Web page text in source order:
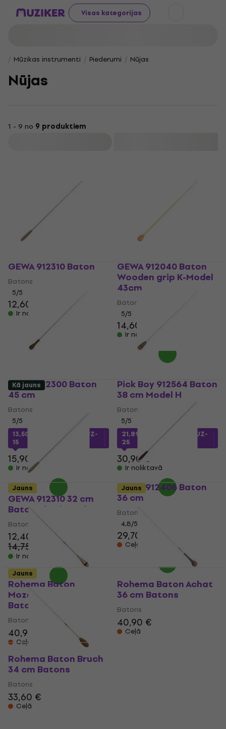
Visas kategorijas
Mūzikas instrumenti Piederumi Nūjas
Nūjas
1 - 9 no 9 produktiem
GEWA 912310 Baton
Batons
5/5
12,60 €
Ir noliktavā
GEWA 912040 Baton
Wooden grip K-Model
43cm
Batons
5/5
14,60 €
Ir noliktavā
GEWA 912300 Baton
45 cm
Batons
5/5
13,50 €
MUZMUZ-
15
15,90 €
Ir noliktavā
Pick Boy 912564 Baton
38 cm Model H
Batons
5/5
21,89 €
ar kodu MUZMUZ-
25
30,90 €
Ir noliktavā
Kā jauns
GEWA 912310 32 cm
Batons (Kā jauns)
Batons
12,40 €
14,75 €
- 16 %
Ir noliktavā
GEWA 912406 Baton
36 cm
Batons
4,8/5
29,70 €
Ceļā
Jauns
Rohema Baton
Mozart 1 39 cm
Batons
Batons
40,90 €
Ceļā
Jauns
Rohema Baton Achat
36 cm Batons
Batons
40,90 €
Ceļā
Jauns
Rohema Baton Bruch
34 cm Batons
Batons
33,60 €
Ceļā